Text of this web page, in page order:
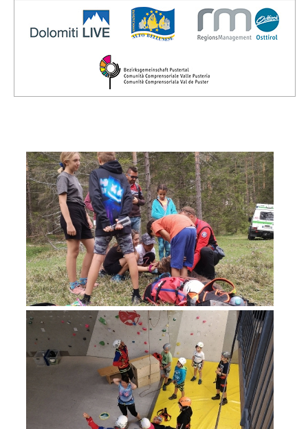
Vorstand